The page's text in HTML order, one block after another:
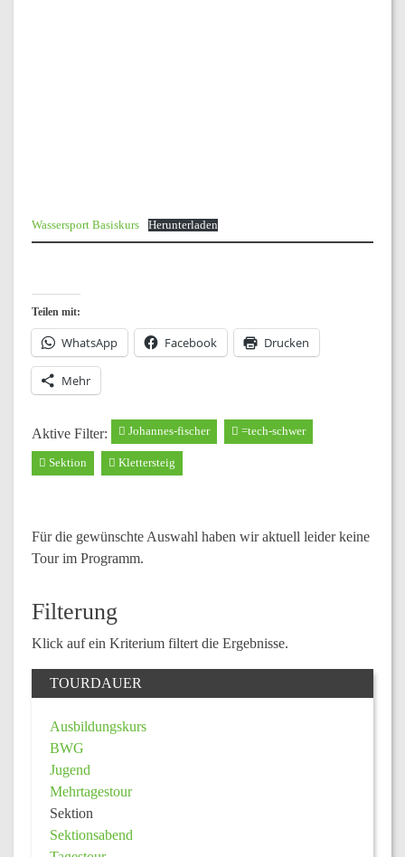
Wassersport Basiskurs Herunterladen
Teilen mit:
WhatsApp Facebook Drucken
Mehr
Aktive Filter: Johannes-fischer =tech-schwer
Sektion Klettersteig
Für die gewünschte Auswahl haben wir aktuell leider keine
Tour im Programm.
Filterung
Klick auf ein Kriterium filtert die Ergebnisse.
TOURDAUER
Ausbildungskurs
BWG
Jugend
Mehrtagestour
Sektion
Sektionsabend